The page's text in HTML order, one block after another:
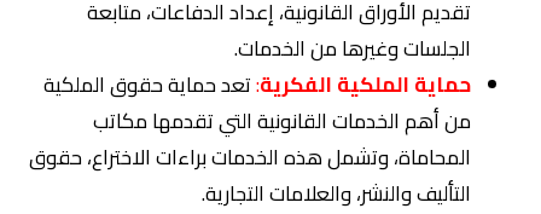
تقديم الأوراق القانونية، إعداد الدفاعات، متابعة
الجلسات وغيرها من الخدمات.
حماية الملكية الفكرية:تعد حماية حقوق الملكية
من أهم الخدمات القانونية التي تقدمها مكاتب
المحاماة، وتشمل هذه الخدمات براءات الاختراع، حقوق
التأليف والنشر، والعلامات التجارية.